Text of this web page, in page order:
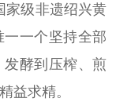
家级非遗绍兴黄
一个坚持全部
酵到压榨、煎
益求精。